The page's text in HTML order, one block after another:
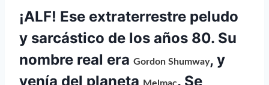
¡ALF! Ese extraterrestre peludo
y sarcástico de los años 80. Su
nombre real era Gordon Shumway, y
venía del planeta
. Se